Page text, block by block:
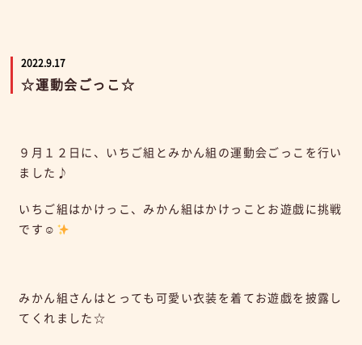
2022.9.17
☆運動会ごっこ☆
９月１２日に、いちご組とみかん組の運動会ごっこを行い
ました♪
いちご組はかけっこ、みかん組はかけっことお遊戯に挑戦
です☺
みかん組さんはとっても可愛い衣装を着てお遊戯を披露し
てくれました☆